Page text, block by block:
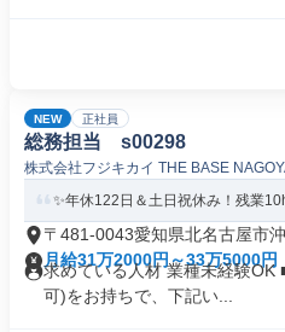
NEW 正社員
総務担当 s00298
株式会社フジキカイ THE BASE
✨年休122日＆土日祝休み！残業
〒481-0043愛知県北名古屋市
月給31万2000円～33万5000円
求めている人材 業種未経験OK
可)をお持ちで、下記い...